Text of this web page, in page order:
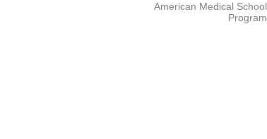
American Medical School
Program